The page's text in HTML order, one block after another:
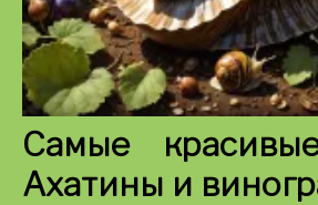
Самые
Ахатины и